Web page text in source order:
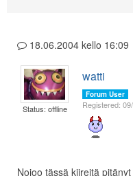
18.06.2004 kello 16:09
Status: offline
watti
Forum User
Registered:
Nojoo tässä kiireitä